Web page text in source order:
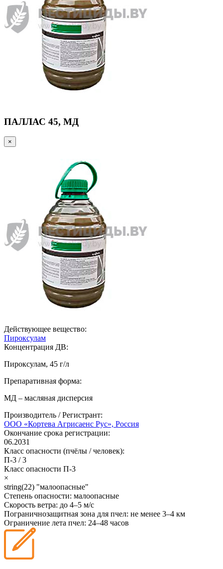
ПАЛЛАС 45, МД
×
Действующее вещество:
Пироксулам
Концентрация ДВ:
Пироксулам, 45 г/л
Препаративная форма:
МД – масляная дисперсия
Производитель / Регистрант:
ООО «Кортева Агрисаенс Рус», Россия
Окончание срока регистрации:
06.2031
Класс опасности (пчёлы / человек):
П-3 /3
Класс опасности П-3
×
string(22) "малоопасные"
Степень опасности: малоопасные
Скорость ветра: до 4–5 м/с
Пограничнозащитная зона для пчел: не менее 3–4 км
Ограничение лета пчел: 24–48 часов